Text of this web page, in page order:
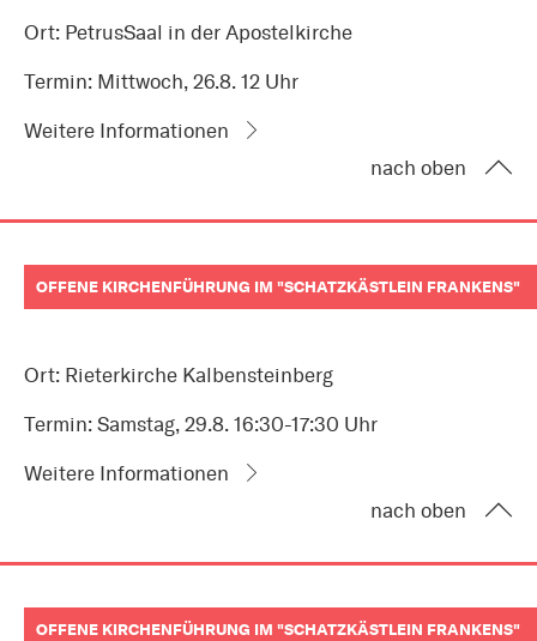
Ort: PetrusSaal in der Apostelkirche
Termin: Mittwoch, 26.8. 12 Uhr
Weitere Informationen
nach oben
OFFENE KIRCHENFÜHRUNG IM "SCHATZKÄSTLEIN FRANKENS"
Ort: Rieterkirche Kalbensteinberg
Termin: Samstag, 29.8. 16:30-17:30 Uhr
Weitere Informationen
nach oben
OFFENE KIRCHENFÜHRUNG IM "SCHATZKÄSTLEIN FRANKENS"